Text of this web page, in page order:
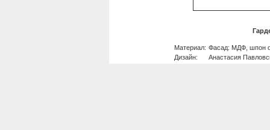
Материал: Фасад: МДФ, шпон
Дизайн:
Анастасия